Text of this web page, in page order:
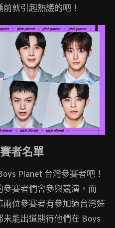
就引起熱議的吧！
者名單
Planet 台灣參賽者吧！
賽者們會參與競演，而
兩位參賽者有參加過台灣選
能出道期待他們在 Boys